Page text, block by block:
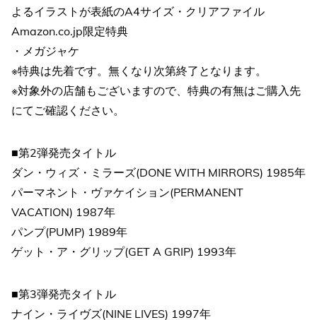
よるイラストが表紙のA4サイズ・クリアファイル
Amazon.co.jp限定特典
・メガジャケ
※特典は先着です。無くなり次第終了となります。
※対象外の店舗もございますので、特典の有無はご購入先
にてご確認ください。
■第2弾発売タイトル
ダン・ウィズ・ミラーズ(DONE WITH MIRRORS) 1985年
パーマネント・ヴァケイション(PERMANENT
VACATION) 1987年
パンプ(PUMP) 1989年
ゲット・ア・グリップ(GET A GRIP) 1993年
■第3弾発売タイトル
ナイン・ライヴズ(NINE LIVES) 1997年